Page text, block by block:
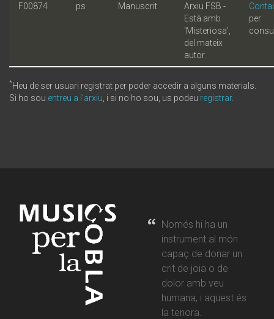
F00874 ps Manuscrit
Arxiu FSB -
Està amb
'Misteriosa',
del mateix
autor.
per
*Heu de ser usuari registrat per poder accedir a alguns materials.
Si ho sou entreu a l'arxiu , i si no ho sou, us podeu registrar.
Només hi ha un
instrument al món
capaç de donar un
crit de joia o de
dolor amb veu
humana, i aquest és
la tenora.